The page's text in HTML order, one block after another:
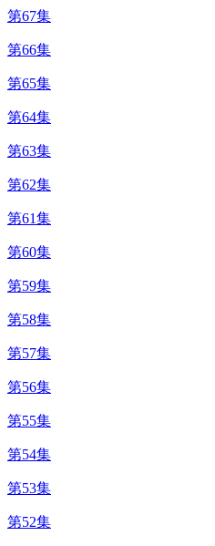
第67集
第66集
第65集
第64集
第63集
第62集
第61集
第60集
第59集
第58集
第57集
第56集
第55集
第54集
第53集
第52集